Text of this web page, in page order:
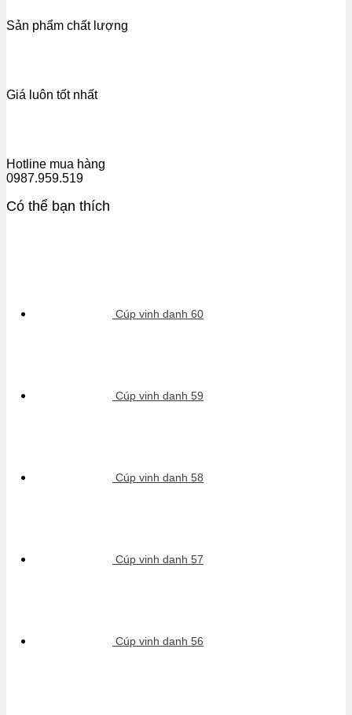
Sản phẩm chất lượng
Giá luôn tốt nhất
Hotline mua hàng
0987.959.519
Có thể bạn thích
Cúp vinh danh 60
Cúp vinh danh 59
Cúp vinh danh 58
Cúp vinh danh 57
Cúp vinh danh 56